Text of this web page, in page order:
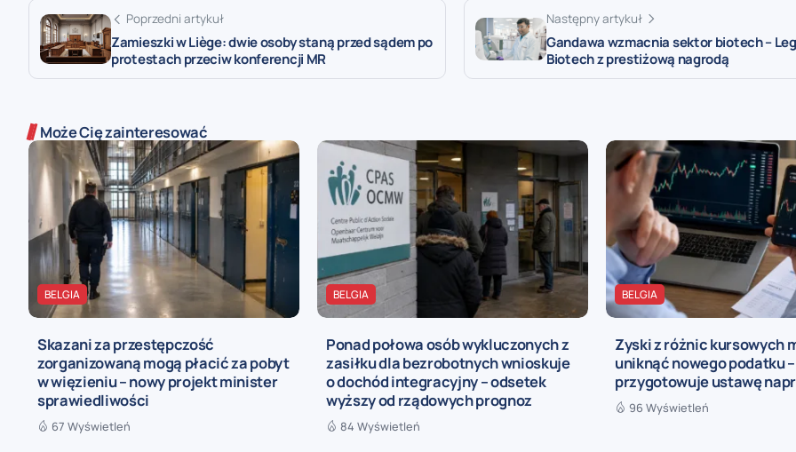
Poprzedni artykuł
Zamieszki w Liège: dwie osoby staną przed sądem po
protestach przeciw konferencji MR
Następny artykuł
Gandawa wzmacnia sektor biotech –
Biotech z prestiżową nagrodą
Może Cię zainteresować
BELGIA
Skazani za przestępczość
zorganizowaną mogą płacić za pobyt
w więzieniu – nowy projekt minister
sprawiedliwości
67 Wyświetleń
BELGIA
Ponad połowa osób wykluczonych z
zasiłku dla bezrobotnych wnioskuje
o dochód integracyjny – odsetek
wyższy od rządowych prognoz
84 Wyświetleń
BELGIA
Zyski z różnic kursowych
uniknąć nowego podatku
przygotowuje ustawę
96 Wyświetleń